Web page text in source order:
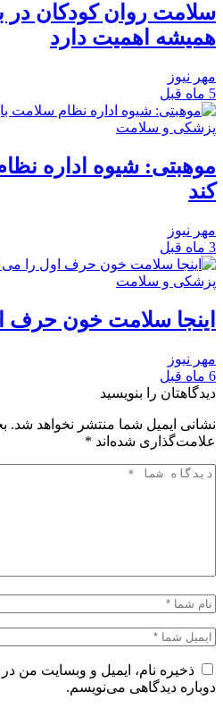
سلامت روان کودکان در
همیشه اهمیت دارد
مهر نیوز
5 ماه قبل
پزشکی و سلامت
موهبتی: شیوه اداره
کند
مهر نیوز
3 ماه قبل
پزشکی و سلامت
اینجا سلامت خون حرف
مهر نیوز
6 ماه قبل
دیدگاهتان را بنویسید
نشانی ایمیل شما منتشر نخواهد شد.
علامت‌گذاری شده‌اند *
ذخیره نام، ایمیل و وبسایت من
دوباره دیدگاهی می‌نویسم.